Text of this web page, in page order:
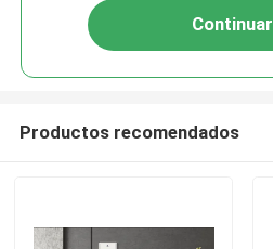
Continuar
Productos recomendados